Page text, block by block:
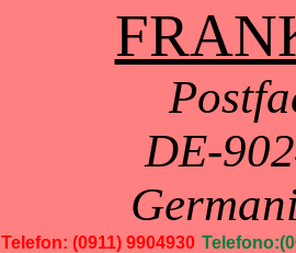
DE-
Telefon: (0911) 9904930